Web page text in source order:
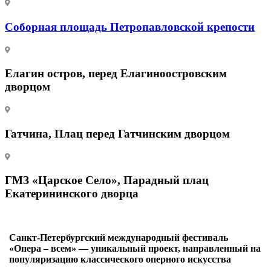
Соборная площадь Петропавловской крепости
Елагин остров, перед Елагиноостровским
дворцом
Гатчина, Плац перед Гатчинским дворцом
ГМЗ «Царское Село», Парадный плац
Екатерининского дворца
Санкт-Петербургский международный фестиваль
«Опера – всем» — уникальный проект, направленный на
популяризацию классического оперного искусства